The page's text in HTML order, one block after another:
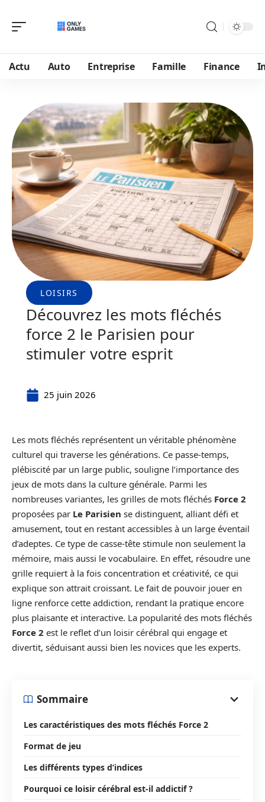
Actu Auto Entreprise Famille Finance
LOISIRS
Découvrez les mots fléchés
force 2 le Parisien pour
stimuler votre esprit
25 juin 2026
Les mots fléchés représentent un véritable phénomène
culturel qui traverse les générations. Ce passe-temps,
plébiscité par un large public, souligne l’importance des
jeux de mots dans la culture générale. Parmi les
nombreuses variantes, les grilles de mots fléchés Force 2
proposées par Le Parisien se distinguent, alliant défi et
amusement, tout en restant accessibles à un large éventail
d’adeptes. Ce type de casse-tête stimule non seulement la
mémoire, mais aussi le vocabulaire. En effet, résoudre une
grille requiert à la fois concentration et créativité, ce qui
explique son attrait croissant. Le fait de pouvoir jouer en
ligne renforce cette addiction, rendant la pratique encore
plus plaisante et interactive. La popularité des mots fléchés
Force 2 est le reflet d’un loisir cérébral qui engage et
divertit, séduisant aussi bien les novices que les experts.
Sommaire
Les caractéristiques des mots fléchés Force 2
Format de jeu
Les différents types d’indices
Pourquoi ce loisir cérébral est-il addictif ?